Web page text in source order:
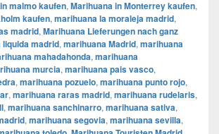
malmo kaufen, Marihuana in Monterrey kaufen,
kaufen, marihuana la moraleja madrid,
madrid, Marihuana Lieferungen nach ganz
madrid, marihuana Madrid, marihuana
mahadahonda, marihuana
murcia, marihuana pais vasco,
, marihuana pozuelo, marihuana punto rojo,
, marihuana raras madrid, marihuana rudelaris,
, marihuana sanchinarro, marihuana sativa,
, marihuana segovia, marihuana sevilla,